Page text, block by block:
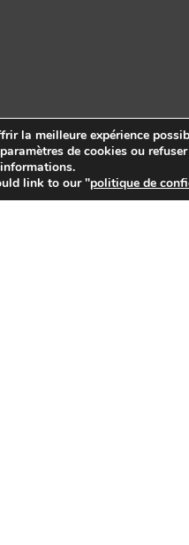
la meilleure expérience
de cookies ou
link to our "politique de